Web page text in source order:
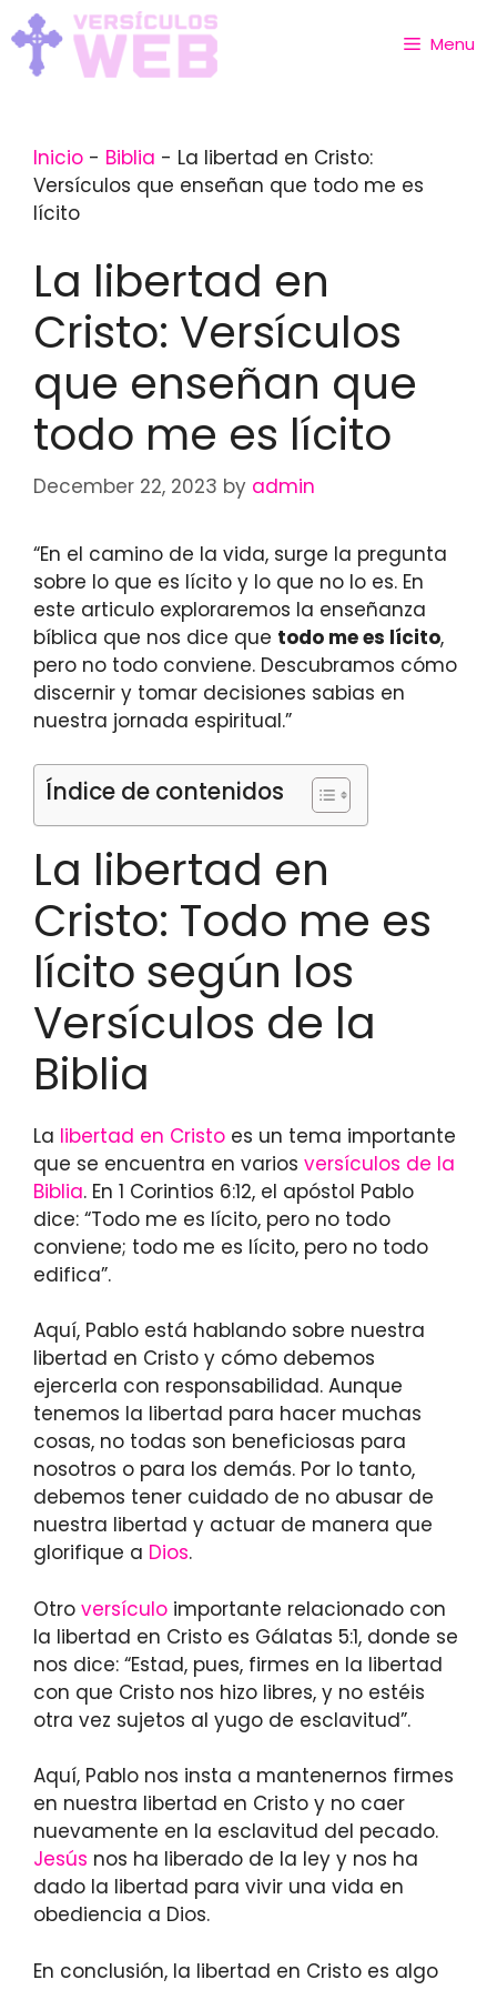
Skip
to
content
Menu
Inicio - Biblia - La libertad en Cristo:
Versículos que enseñan que todo me es
lícito
La libertad en
Cristo: Versículos
que enseñan que
todo me es lícito
December 22, 2023 by admin
“En el camino de la vida, surge la pregunta
sobre lo que es lícito y lo que no lo es. En
este articulo exploraremos la enseñanza
bíblica que nos dice que todo me es lícito,
pero no todo conviene. Descubramos cómo
discernir y tomar decisiones sabias en
nuestra jornada espiritual.”
Índice de contenidos
La libertad en
Cristo: Todo me es
lícito según los
Versículos de la
Biblia
La libertad en Cristo es un tema importante
que se encuentra en varios versículos de la
Biblia. En 1 Corintios 6:12, el apóstol Pablo
dice: “Todo me es lícito, pero no todo
conviene; todo me es lícito, pero no todo
edifica”.
Aquí, Pablo está hablando sobre nuestra
libertad en Cristo y cómo debemos
ejercerla con responsabilidad. Aunque
tenemos la libertad para hacer muchas
cosas, no todas son beneficiosas para
nosotros o para los demás. Por lo tanto,
debemos tener cuidado de no abusar de
nuestra libertad y actuar de manera que
glorifique a Dios.
Otro versículo importante relacionado con
la libertad en Cristo es Gálatas 5:1, donde se
nos dice: “Estad, pues, firmes en la libertad
con que Cristo nos hizo libres, y no estéis
otra vez sujetos al yugo de esclavitud”.
Aquí, Pablo nos insta a mantenernos firmes
en nuestra libertad en Cristo y no caer
nuevamente en la esclavitud del pecado.
Jesús nos ha liberado de la ley y nos ha
dado la libertad para vivir una vida en
obediencia a Dios.
En conclusión, la libertad en Cristo es algo